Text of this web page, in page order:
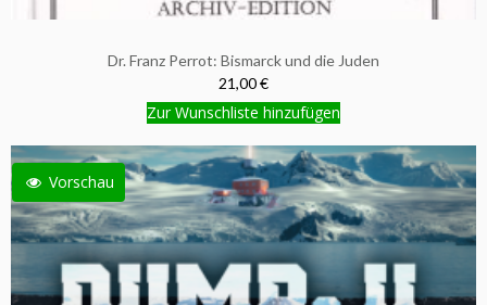
Dr. Franz Perrot: Bismarck und die Juden
21,00 €
Zur Wunschliste hinzufügen
Vorschau